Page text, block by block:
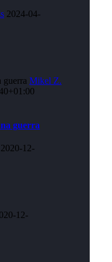
2024-04-
guerra Mikel Z.
guerra
2020-12-
12-